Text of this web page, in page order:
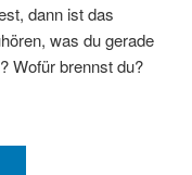
dann ist das
was du gerade
Wofür brennst du?